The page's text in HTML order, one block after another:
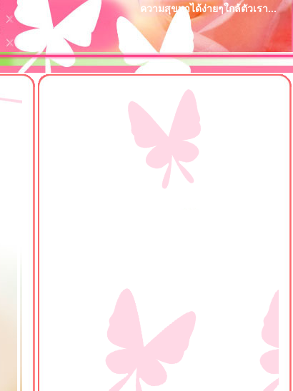
ความสุขหาได้ง่ายๆใกล้ตัวเรา...